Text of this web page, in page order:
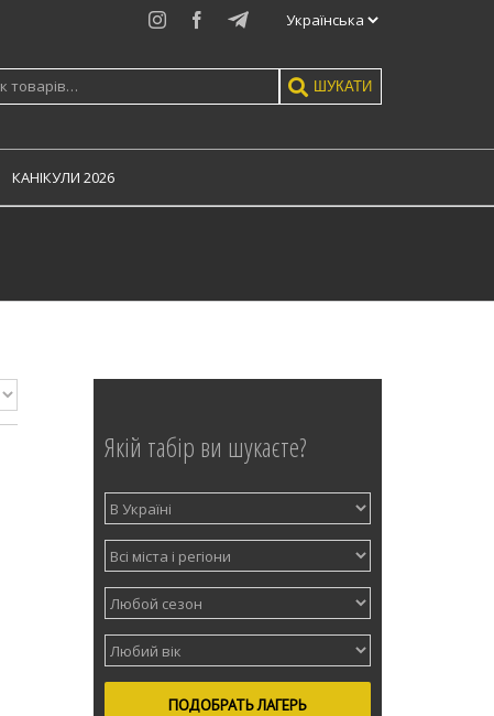
InstagramFacebook
Telegram
ШУКАТИ
КАНIКУЛИ 2026
Якій табір ви шукаєте?
ПОДОБРАТЬ ЛАГЕРЬ